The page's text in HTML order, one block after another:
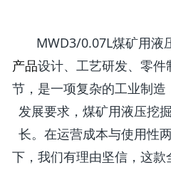
MWD3/0.07L煤矿用液
产品设计、工艺研发、零
节，是一项复杂的工业制
发展要求，煤矿用液压挖
长。在运营成本与使用性
下，我们有理由坚信，这